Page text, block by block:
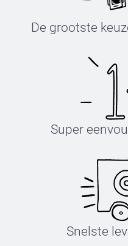
De grootste
Super
Snelste